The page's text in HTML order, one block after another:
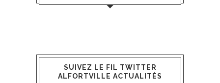
SUIVEZ LE FIL TWITTER
ALFORTVILLE ACTUALITÉS